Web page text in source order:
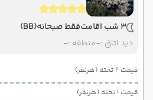
3 شب اقامت
فقط صبحانه(BB)
دید اتاق :-منطقه :-
قیمت 2 تخته (هرنفر)
قیمت 1 تخته (هرنفر)